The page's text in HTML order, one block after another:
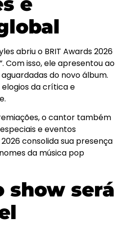
abriu o BRIT Awards 2026
Com isso, ele apresentou ao
do novo álbum.
da crítica e
o cantor também
e eventos
consolida sua presença
da música pop
show será